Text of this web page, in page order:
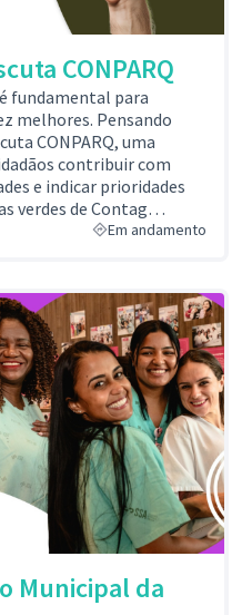
CONPARQ
fundamental para
melhores. Pensando
CONPARQ, uma
contribuir com
e indicar prioridades
verdes de Contag…
Em andamento
Municipal da